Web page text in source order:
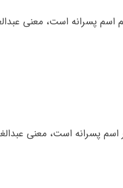
اسم پسرانه است، معنی
اسم پسرانه است، معنی